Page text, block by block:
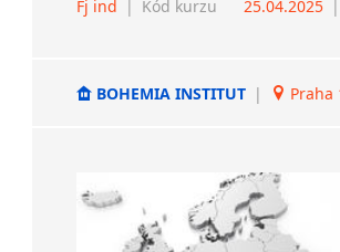
Fj ind Kód kurzu 25.04.2025
BOHEMIA INSTITUT | Praha